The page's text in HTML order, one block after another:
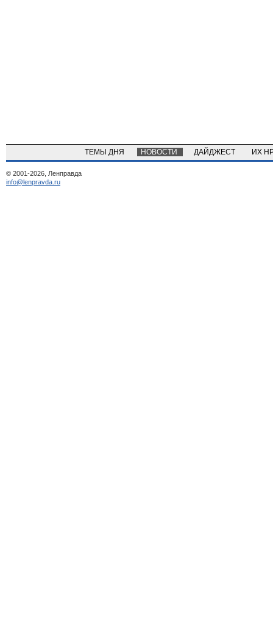
ТЕМЫ ДНЯ НОВОСТИ ДАЙДЖЕСТ ИХ
© 2001-2026, Ленправда
info@lenpravda.ru